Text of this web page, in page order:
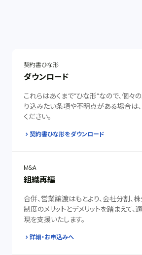
契約書ひな形
ダウンロード
これらはあくまで”ひな形”なので、個々
り込みたい条項や不明点がある場合は
ください。
契約書ひな形をダウンロード
M&A
組織再編
合併、営業譲渡はもとより、会社分割、
制度のメリットとデメリットを踏まえて
現を支援いたします。
詳細・お申込みへ